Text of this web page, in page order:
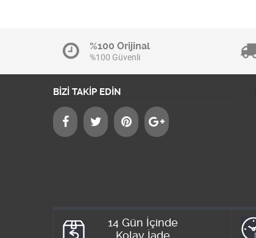
%100 Orijinal
%100 Güvenli
BİZİ TAKİP EDİN
14 Gün İçinde
Kolay İade